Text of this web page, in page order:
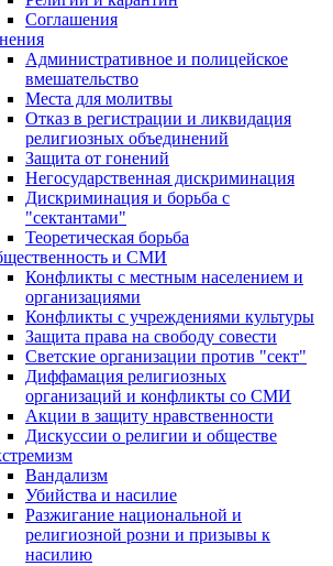
Соглашения
Административное и полицейское
вмешательство
Места для молитвы
Отказ в регистрации и ликвидация
религиозных объединений
Защита от гонений
Негосударственная дискриминация
Дискриминация и борьба с
"сектантами"
Теоретическая борьба
и СМИ
Конфликты с местным населением и
организациями
Конфликты с учреждениями культуры
Защита права на свободу совести
Светские организации против "сект"
Диффамация религиозных
организаций и конфликты со СМИ
Акции в защиту нравственности
Дискуссии о религии и обществе
Вандализм
Убийства и насилие
Разжигание национальной и
религиозной розни и призывы к
насилию